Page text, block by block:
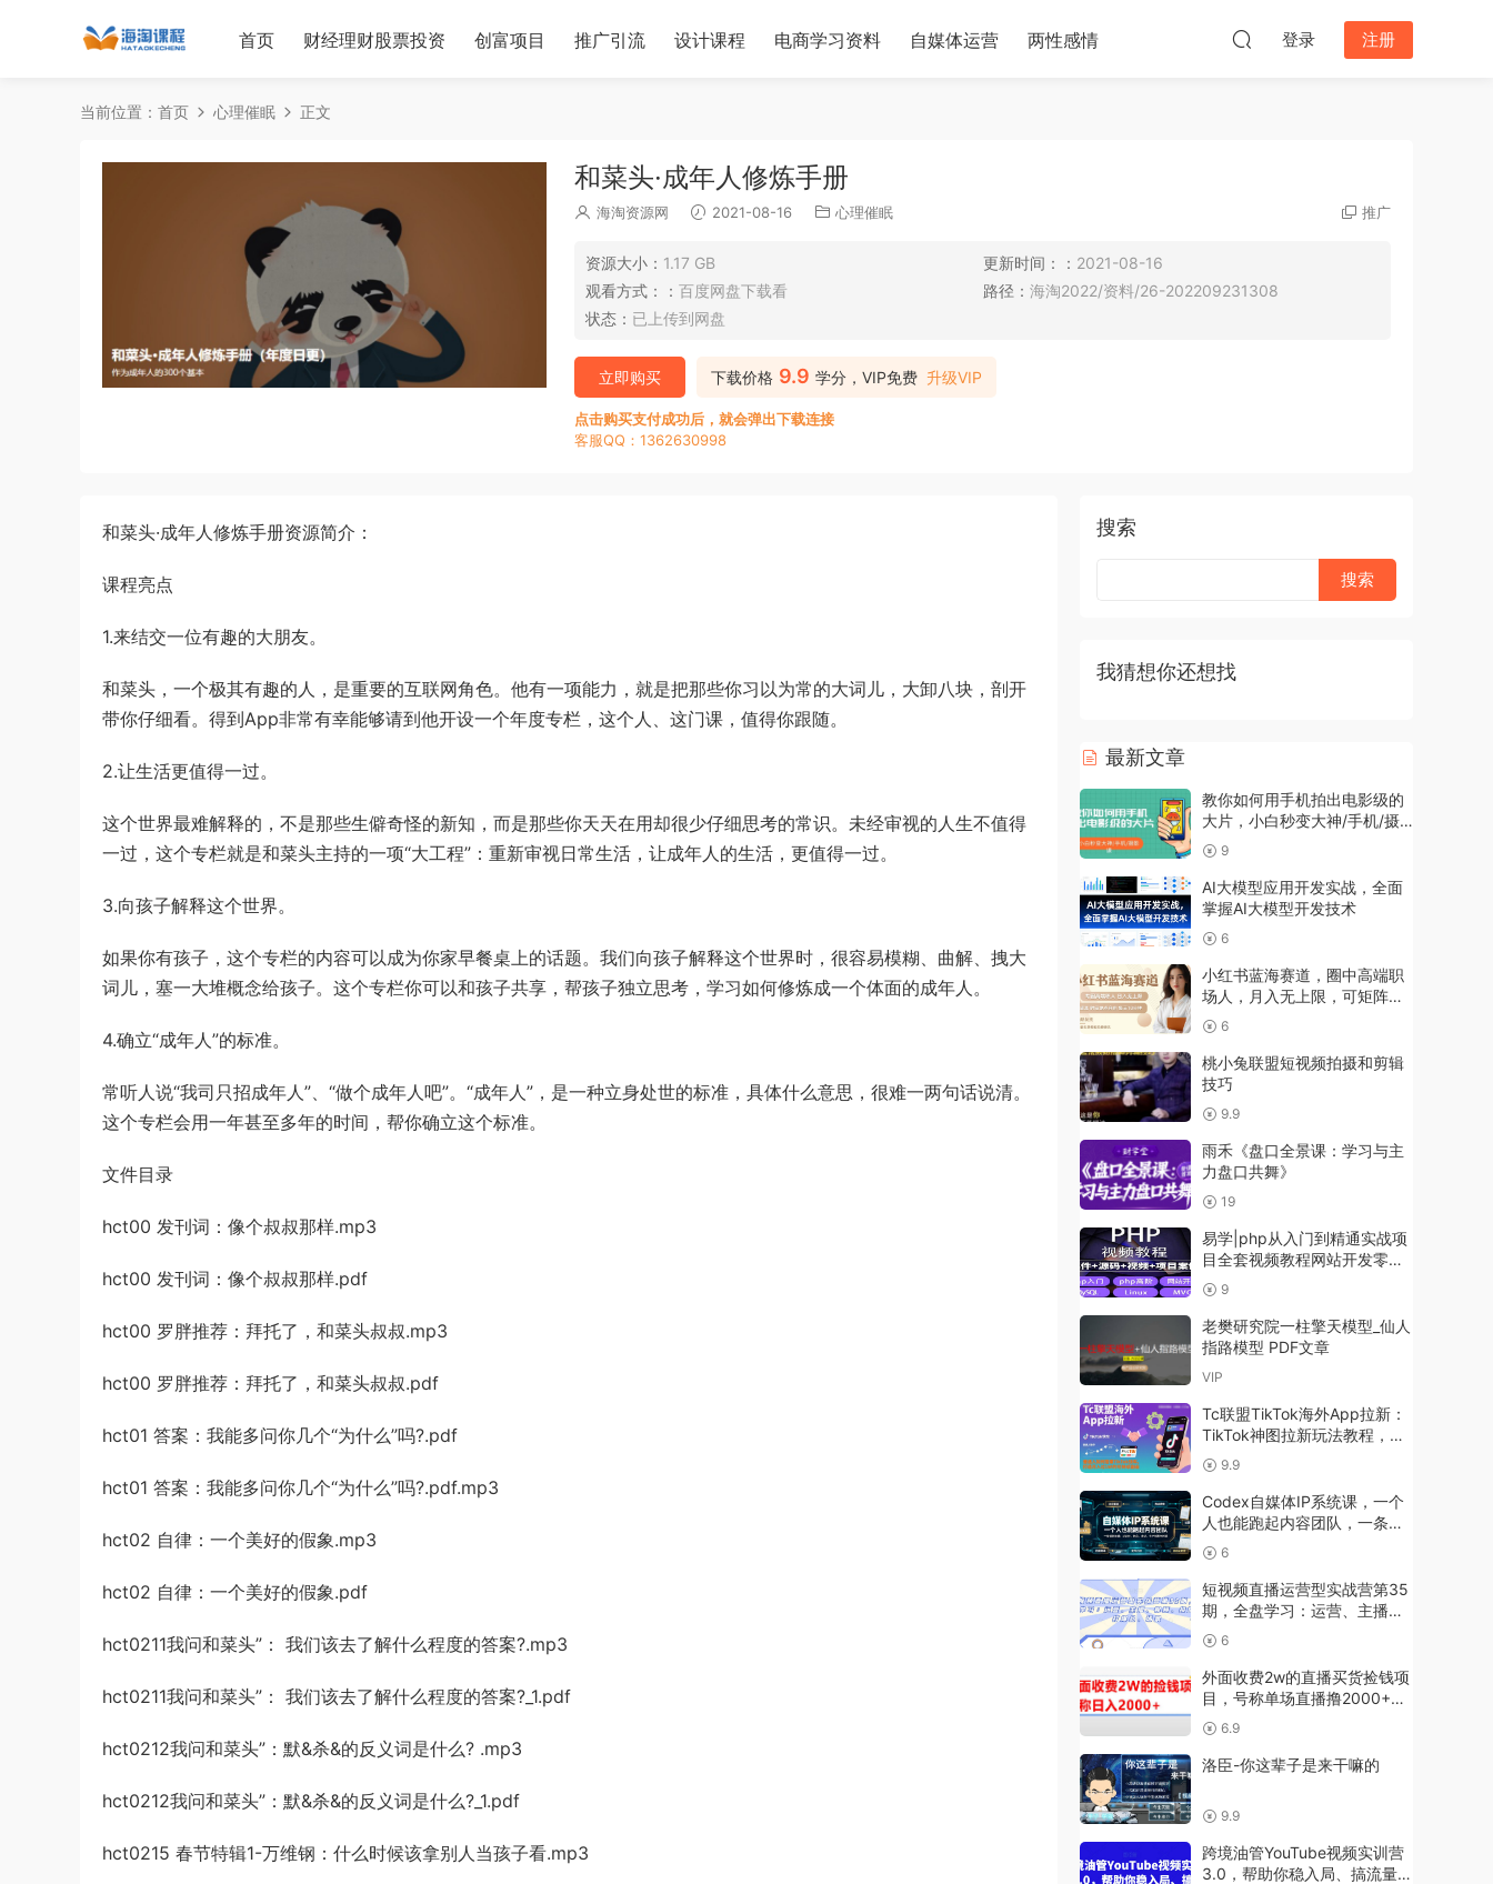
首页 财经理财股票投资 创富项目 推广引流 设计课程 电商学习资料 自媒体运营 两性感情 登录 注册
当前位置： 首页 心理催眠 正文
和菜头·成年人修炼手册
海淘资源网 2021-08-16 心理催眠 推广
资源大小： 1.17 GB 更新时间：： 2021-08-16
观看方式：： 百度网盘下载看 路径： 海淘2022/资料/26-202209231308
状态： 已上传到网盘
下载价格 9.9 学分，VIP免费 升级VIP
立即购买
点击购买支付成功后，就会弹出下载连接
客服QQ：1362630998
和菜头·成年人修炼手册资源简介：
课程亮点
1.来结交一位有趣的大朋友。
和菜头，一个极其有趣的人，是重要的互联网角色。他有一项能力，就是把那些你习以为常的大词儿，大卸八块，剖开
带你仔细看。得到App非常有幸能够请到他开设一个年度专栏，这个人、这门课，值得你跟随。
2.让生活更值得一过。
这个世界最难解释的，不是那些生僻奇怪的新知，而是那些你天天在用却很少仔细思考的常识。未经审视的人生不值得
一过，这个专栏就是和菜头主持的一项“大工程”：重新审视日常生活，让成年人的生活，更值得一过。
3.向孩子解释这个世界。
如果你有孩子，这个专栏的内容可以成为你家早餐桌上的话题。我们向孩子解释这个世界时，很容易模糊、曲解、拽大
词儿，塞一大堆概念给孩子。这个专栏你可以和孩子共享，帮孩子独立思考，学习如何修炼成一个体面的成年人。
4.确立“成年人”的标准。
常听人说“我司只招成年人”、“做个成年人吧”。“成年人”，是一种立身处世的标准，具体什么意思，很难一两句话说清。
这个专栏会用一年甚至多年的时间，帮你确立这个标准。
文件目录
hct00 发刊词：像个叔叔那样.mp3
hct00 发刊词：像个叔叔那样.pdf
hct00 罗胖推荐：拜托了，和菜头叔叔.mp3
hct00 罗胖推荐：拜托了，和菜头叔叔.pdf
hct01 答案：我能多问你几个“为什么”吗?.pdf
hct01 答案：我能多问你几个“为什么”吗?.pdf.mp3
hct02 自律：一个美好的假象.mp3
hct02 自律：一个美好的假象.pdf
hct0211我问和菜头”： 我们该去了解什么程度的答案?.mp3
hct0211我问和菜头”： 我们该去了解什么程度的答案?_1.pdf
hct0212我问和菜头”：默&杀&的反义词是什么? .mp3
hct0212我问和菜头”：默&杀&的反义词是什么?_1.pdf
hct0215 春节特辑1-万维钢：什么时候该拿别人当孩子看.mp3
搜索
我猜想你还想找
最新文章
教你如何用手机拍出电影级的
大片，小白秒变大神/手机/摄
影课!！
9
AI大模型应用开发实战，全面
掌握AI大模型开发技术
6
小红书蓝海赛道，圈中高端职
场人，月入无上限，可矩阵，
内含私域实操教程
6
桃小兔联盟短视频拍摄和剪辑
技巧
9.9
雨禾《盘口全景课：学习与主
力盘口共舞》
19
易学|php从入门到精通实战项
目全套视频教程网站开发零基
础课程
9
老樊研究院一柱擎天模型_仙人
指路模型 PDF文章
VIP
Tc联盟TikTok海外App拉新：
TikTok神图拉新玩法教程，打
造月入过1W的可持续副业
9.9
Codex自媒体IP系统课，一个
人也能跑起内容团队，一条链
路跑通，从定位、热点、表
达、生产到发布托管
6
短视频直播运营型实战营第35
期，全盘学习：运营、主播、
视频、投放、打爆品、场景
6
外面收费2w的直播买货捡钱项
目，号称单场直播撸2000+
【详细玩法教程】
6.9
洛臣-你这辈子是来干嘛的
9.9
跨境油管YouTube视频实训营
3.0，帮助你稳入局、搞流量、